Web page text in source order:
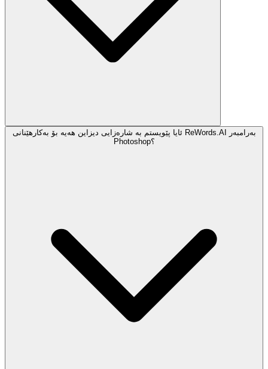
ئایا پێویستم بە شارەزایی دیزاین هەیە بۆ بەکارهێنانی ReWords.AI بەرامبەر
Photoshop؟